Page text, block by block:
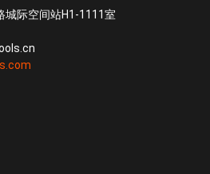
城际空间站H1-1111室